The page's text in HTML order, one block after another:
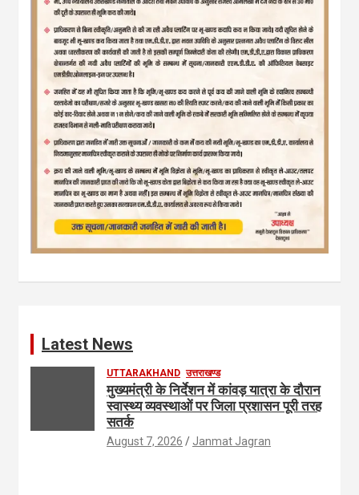
Latest News
UTTARAKHAND उत्तराखण्ड
मुख्यमंत्री के निर्देशन में कांवड़ यात्रा के दौरान
स्वास्थ्य व्यवस्थाओं पर जिला प्रशासन पूरी तरह
सतर्क
August 7, 2026 Janmat Jagran